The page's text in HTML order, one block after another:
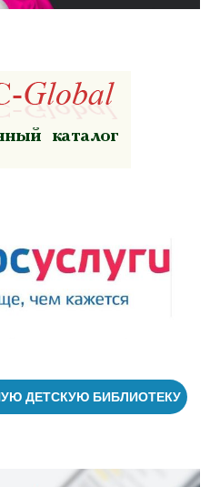
ДЕТСКУЮ БИБЛИОТЕКУ